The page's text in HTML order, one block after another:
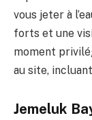
vous jeter à
forts et une
moment
au site,
Jemeluk